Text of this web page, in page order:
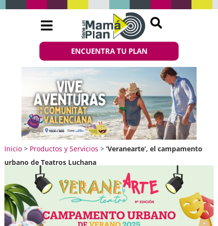
ENCUENTRA TU PLAN
Inicio> Productos y Servicios > ‘Veranearte’, el campamento
urbano de Teatros Luchana